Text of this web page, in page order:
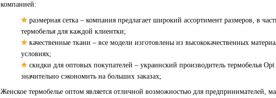
компанией:
✮ размерная сетка – компания предлагает широкий ассортимент размеров, в
термобелья для каждой клиентки;
✮ качественные ткани – все модели изготовлены из высококачественных
условиях;
✮ скидки для оптовых покупателей – украинский производитель термобелья
значительно сэкономить на больших заказах;
Женское термобелье оптом является отличной возможностью для